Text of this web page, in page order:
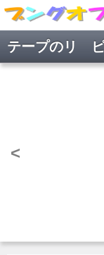
<
処理時間: 0.021秒